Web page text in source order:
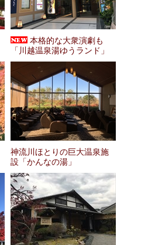
本格的な大衆演劇も
「川越温泉湯ゆうランド」
神流川ほとりの巨大温泉施
設「かんなの湯」